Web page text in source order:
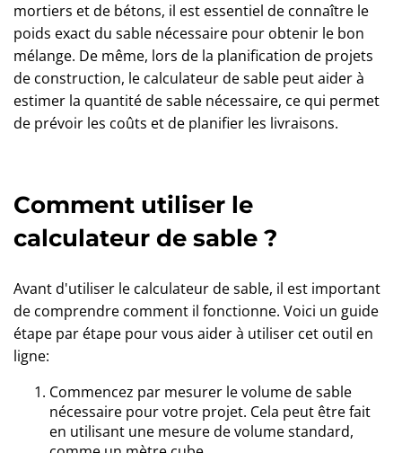
mortiers et de bétons, il est essentiel de connaître le
poids exact du sable nécessaire pour obtenir le bon
mélange. De même, lors de la planification de projets
de construction, le calculateur de sable peut aider à
estimer la quantité de sable nécessaire, ce qui permet
de prévoir les coûts et de planifier les livraisons.
Comment utiliser le
calculateur de sable ?
Avant d'utiliser le calculateur de sable, il est important
de comprendre comment il fonctionne. Voici un guide
étape par étape pour vous aider à utiliser cet outil en
ligne:
Commencez par mesurer le volume de sable
nécessaire pour votre projet. Cela peut être fait
en utilisant une mesure de volume standard,